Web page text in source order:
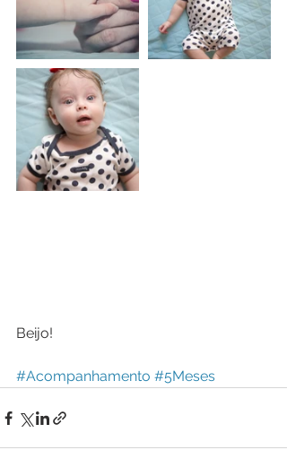
Beijo!
#Acompanhamento #5Meses